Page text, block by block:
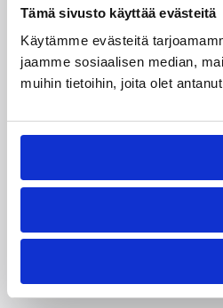
Tämä sivusto käyttää evästeitä
Käytämme evästeitä
jaamme sosiaalisen median,
muihin tietoihin, joita olet